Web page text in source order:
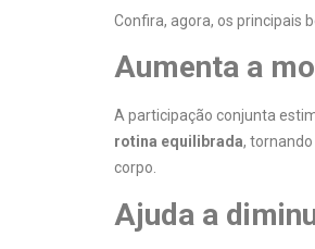
Confira, agora, os principais
Aumenta a
A participação conjunta
rotina equilibrada,
corpo.
Ajuda a